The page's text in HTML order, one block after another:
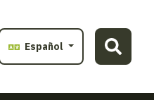
Español